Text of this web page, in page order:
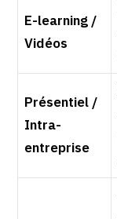
E-learning /
Vidéos
Présentiel /
Intra-
entreprise